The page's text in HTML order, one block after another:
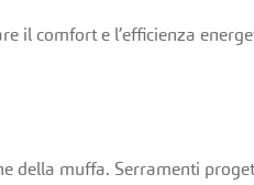
il comfort e l’efficienza
della muffa. Serramenti